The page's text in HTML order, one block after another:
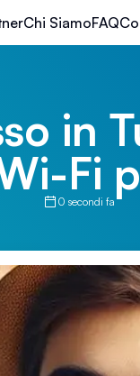
Chi SiamoFAQ
in
Fi
0 secondi fa